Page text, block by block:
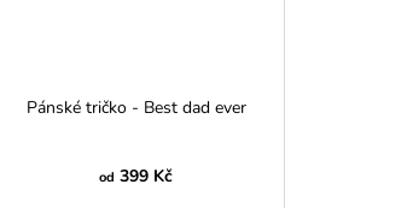
Pánské tričko - Best dad ever
od 399 Kč